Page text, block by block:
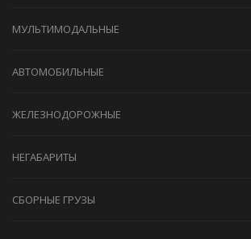
МУЛЬТИМОДАЛЬНЫЕ
АВТОМОБИЛЬНЫЕ
ЖЕЛЕЗНОДОРОЖНЫЕ
НЕГАБАРИТЫ
СБОРНЫЕ ГРУЗЫ